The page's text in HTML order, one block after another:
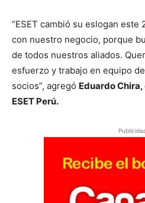
“ESET cambió su eslogan este
con nuestro negocio, porque
de todos nuestros aliados.
esfuerzo y trabajo en equipo
socios”, agregó Eduardo
ESET Perú.